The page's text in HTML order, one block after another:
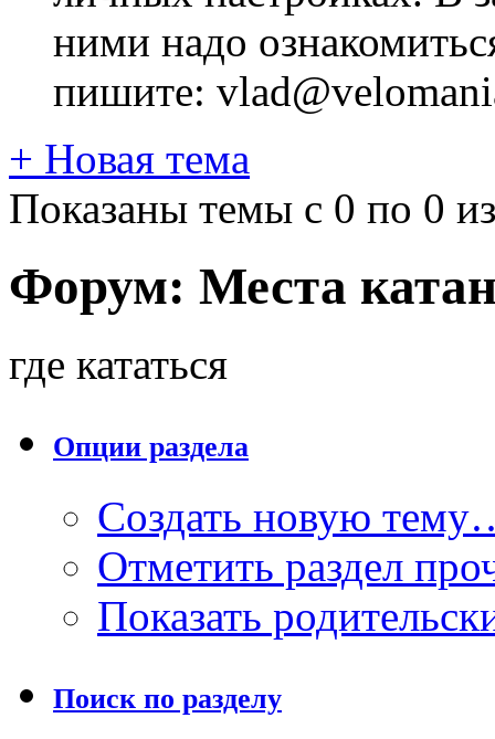
ними надо
пишите:
+ Новая тема
Показаны темы с 0 по 0
Форум: Места
где кататься
Опции раздела
Создать новую
Отметить раздел
Показать
Поиск по разделу